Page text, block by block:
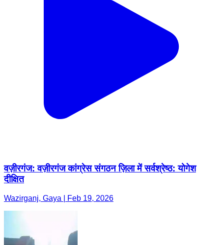
वज़ीरगंज: वज़ीरगंज कांग्रेस संगठन ज़िला में सर्वश्रेष्ठ: योगेश
दीक्षित
Wazirganj, Gaya | Feb 19, 2026